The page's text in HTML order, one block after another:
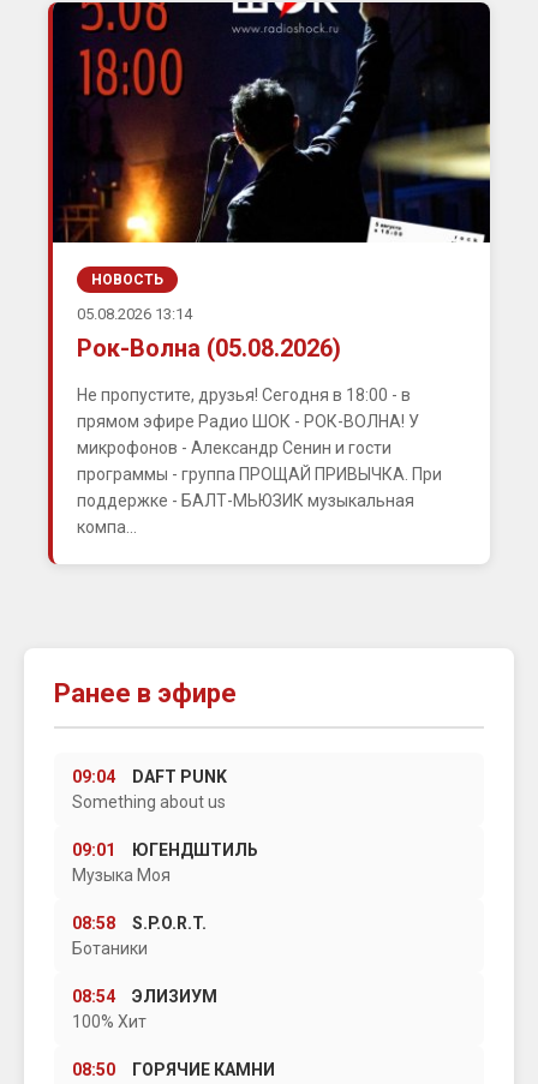
НОВОСТЬ
05.08.2026 13:14
Рок-Волна (05.08.2026)
Не пропустите, друзья! Сегодня в 18:00 - в
прямом эфире Радио ШОК - РОК-ВОЛНА! У
микрофонов - Александр Сенин и гости
программы - группа ПРОЩАЙ ПРИВЫЧКА. При
поддержке - БАЛТ-МЬЮЗИК музыкальная
компа...
Ранее в эфире
09:04
DAFT PUNK
Something about us
09:01
ЮГЕНДШТИЛЬ
Музыка Моя
08:58
S.P.O.R.T.
Ботаники
08:54
ЭЛИЗИУМ
100% Хит
08:50 ГОРЯЧИЕ КАМНИ